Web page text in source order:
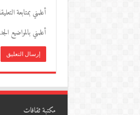
أعلمني بمتابعة
أعلمني بالمواضيع
مكتبة ثقافات